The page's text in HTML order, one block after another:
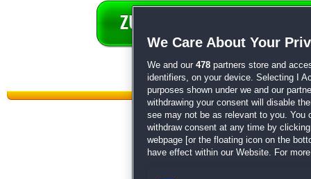
Datenschutz| AGB|Impressum
We Care About Your
We and our 478 partners store and
identifiers, on your device. Selecting I
purposes shown under we and our
withdrawing your consent will disable
see may not be as relevant to you. You
withdraw consent at any time by
webpage [or the floating icon on the
have effect within our Website. For